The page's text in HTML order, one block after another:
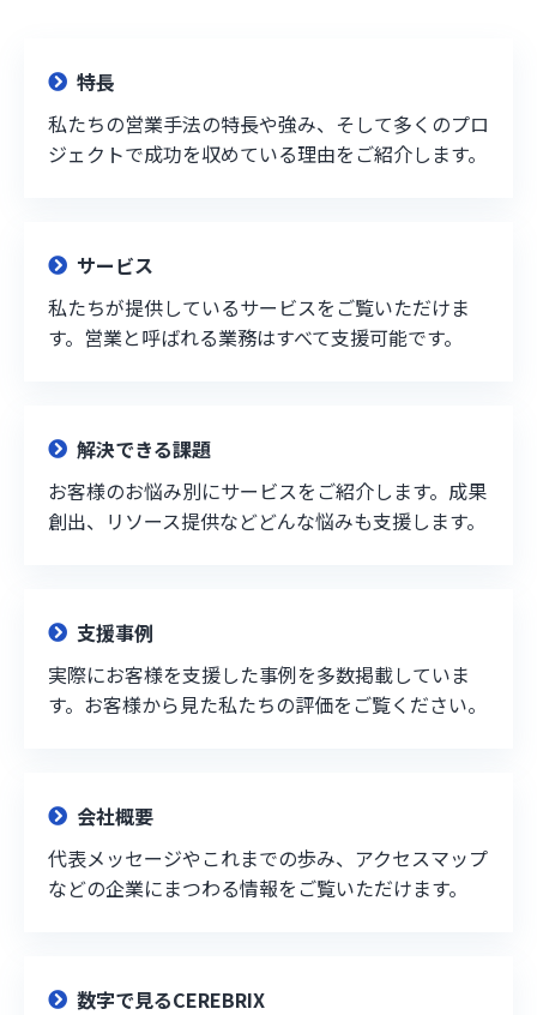
特長
私たちの営業手法の特長や強み、そして多くのプロ
ジェクトで成功を収めている理由をご紹介します。
サービス
私たちが提供しているサービスをご覧いただけま
す。営業と呼ばれる業務はすべて支援可能です。
解決できる課題
お客様のお悩み別にサービスをご紹介します。成果
創出、リソース提供などどんな悩みも支援します。
支援事例
実際にお客様を支援した事例を多数掲載していま
す。お客様から見た私たちの評価をご覧ください。
会社概要
代表メッセージやこれまでの歩み、アクセスマップ
などの企業にまつわる情報をご覧いただけます。
数字で見るCEREBRIX